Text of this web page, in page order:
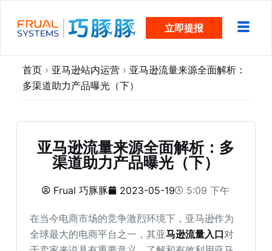
过
立即提报
首页 › 亚马逊站内运营 › 亚马逊流量来源全面解析：
多渠道助力产品曝光（下）
亚马逊流量来源全面解析：多
渠道助力产品曝光（下）
Frual 巧豚豚 2023-05-19 5:09 下午
在当今电商市场的竞争激烈环境下，亚马逊作为
全球最大的电商平台之一，其亚马逊流量入口对